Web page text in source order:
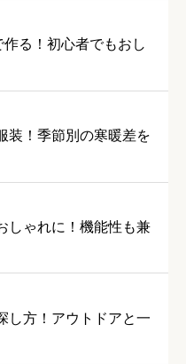
る！初心者でもおし
装！季節別の寒暖差を
しゃれに！機能性も兼
し方！アウトドアと一